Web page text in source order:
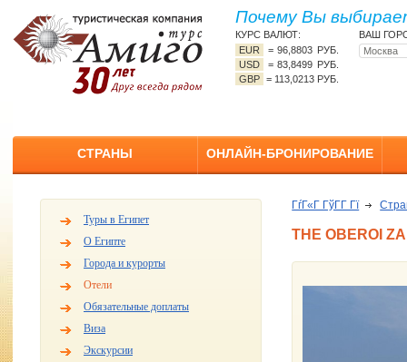
Почему Вы
КУРС ВАЛЮТ:
EUR
=96,8803 РУБ.
USD
=83,8499 РУБ.
GBP = 113,0213 РУБ.
ВАШ
СТРАНЫ ОНЛАЙН-БРОНИРОВАНИЕ
Туры в Египет
О Египте
Города и курорты
Отели
Обязательные доплаты
Виза
Экскурсии
ГѓГ«Г ГўГ­Г Гї
THE OBEROI